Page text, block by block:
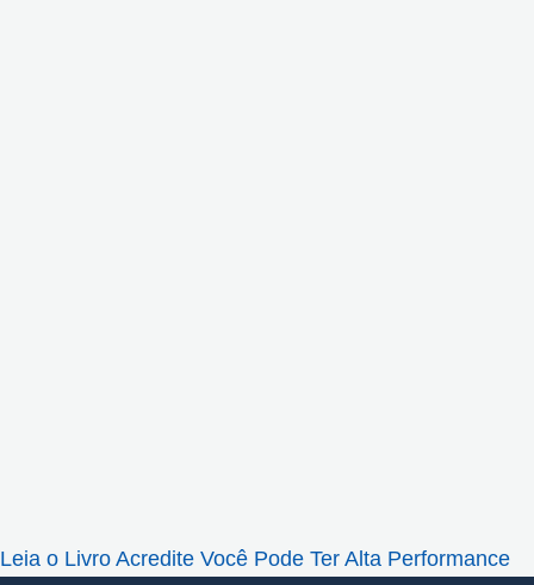
Leia o Livro Acredite Você Pode Ter Alta Performance